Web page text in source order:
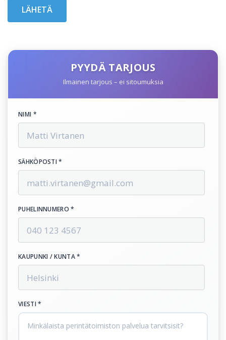
PYYDÄ TARJOUS
Ilmainen tarjous – ei sitoumuksia
NIMI *
SÄHKÖPOSTI *
PUHELINNUMERO *
KAUPUNKI / KUNTA *
VIESTI *